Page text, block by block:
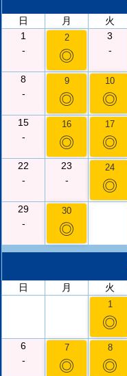
日
月 火
1
-
2
◎
3
-
8
-
9
◎
10
◎
15
-
16
◎
17
◎
22
-
23
-
24
◎
29
-
30
◎
日
月 火
1
◎
6
-
7
◎
8
◎